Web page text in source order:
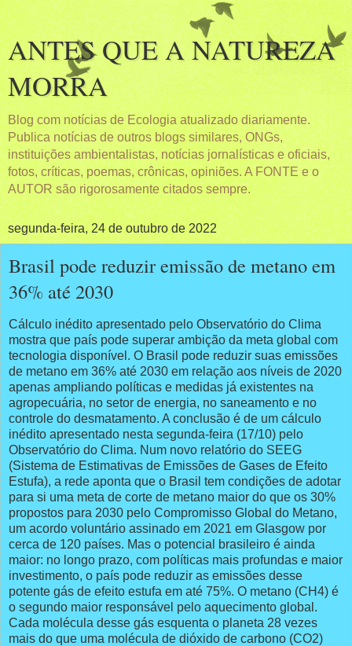
ANTES QUE A NATUREZA
MORRA
Blog com notícias de Ecologia atualizado diariamente.
Publica notícias de outros blogs similares, ONGs,
instituições ambientalistas, notícias jornalísticas e oficiais,
fotos, críticas, poemas, crônicas, opiniões. A FONTE e o
AUTOR são rigorosamente citados sempre.
segunda-feira, 24 de outubro de 2022
Brasil pode reduzir emissão de metano em
36% até 2030
Cálculo inédito apresentado pelo Observatório do Clima
mostra que país pode superar ambição da meta global com
tecnologia disponível. O Brasil pode reduzir suas emissões
de metano em 36% até 2030 em relação aos níveis de 2020
apenas ampliando políticas e medidas já existentes na
agropecuária, no setor de energia, no saneamento e no
controle do desmatamento. A conclusão é de um cálculo
inédito apresentado nesta segunda-feira (17/10) pelo
Observatório do Clima. Num novo relatório do SEEG
(Sistema de Estimativas de Emissões de Gases de Efeito
Estufa), a rede aponta que o Brasil tem condições de adotar
para si uma meta de corte de metano maior do que os 30%
propostos para 2030 pelo Compromisso Global do Metano,
um acordo voluntário assinado em 2021 em Glasgow por
cerca de 120 países. Mas o potencial brasileiro é ainda
maior: no longo prazo, com políticas mais profundas e maior
investimento, o país pode reduzir as emissões desse
potente gás de efeito estufa em até 75%. O metano (CH4) é
o segundo maior responsável pelo aquecimento global.
Cada molécula desse gás esquenta o planeta 28 vezes
mais do que uma molécula de dióxido de carbono (CO2)